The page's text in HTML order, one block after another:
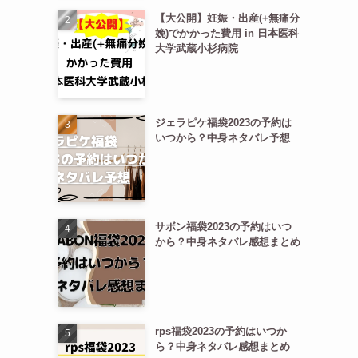
【大公開】妊娠・出産(+無痛分
娩)でかかった費用 in 日本医科
大学武蔵小杉病院
ジェラピケ福袋2023の予約は
いつから？中身ネタバレ予想
サボン福袋2023の予約はいつ
から？中身ネタバレ感想まとめ
rps福袋2023の予約はいつか
ら？中身ネタバレ感想まとめ